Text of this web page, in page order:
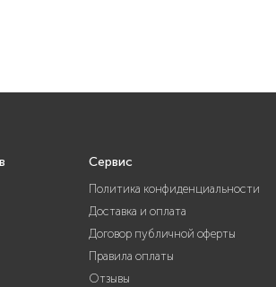
Сервис
Политика конфиденциальности
Доставка и оплата
Договор публичной оферты
Правила оплаты